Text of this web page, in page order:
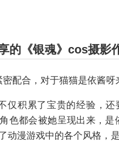
的《银魂》cos摄影
配合，对于猫猫是依酱呀
仅积累了宝贵的经验，
色都会被她呈现出来，
动漫游戏中的各个风格，